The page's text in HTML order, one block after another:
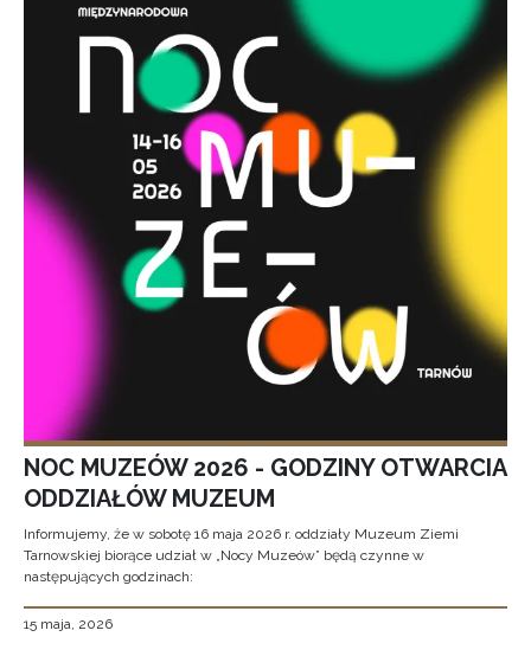
NOC MUZEÓW 2026 - GODZINY OTWARCIA
ODDZIAŁÓW MUZEUM
Informujemy, że w sobotę 16 maja 2026 r. oddziały Muzeum Ziemi
Tarnowskiej biorące udział w „Nocy Muzeów” będą czynne w
następujących godzinach:
15 maja, 2026